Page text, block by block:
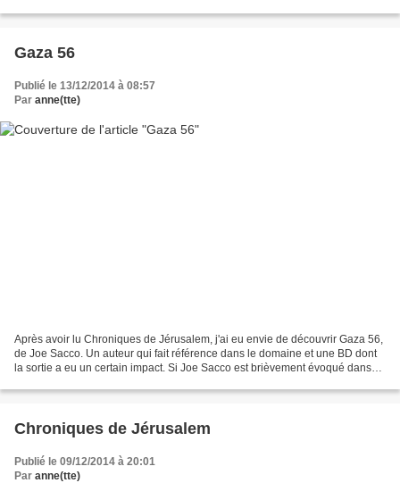
Gaza 56
Publié le 13/12/2014 à 08:57
Par anne(tte)
Après avoir lu Chroniques de Jérusalem, j'ai eu envie de découvrir Gaza 56,
de Joe Sacco. Un auteur qui fait référence dans le domaine et une BD dont
la sortie a eu un certain impact. Si Joe Sacco est brièvement évoqué dans
Chroniques de Jérusalem
Publié le 09/12/2014 à 20:01
Par anne(tte)